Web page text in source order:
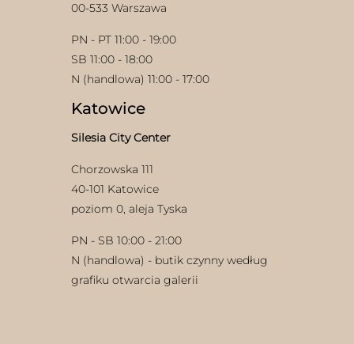
00-533 Warszawa
PN - PT 11:00 - 19:00
SB 11:00 - 18:00
N (handlowa) 11:00 - 17:00
Katowice
Silesia City Center
Chorzowska 111
40-101 Katowice
poziom 0, aleja Tyska
PN - SB 10:00 - 21:00
N (handlowa) - butik czynny według
grafiku otwarcia galerii